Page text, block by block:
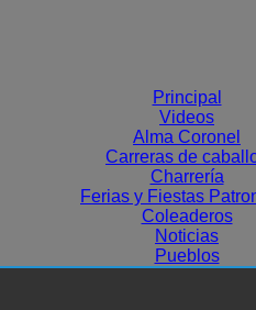
Principal
Videos
Alma Coronel
Carreras de
Charrería
Ferias y Fiestas
Coleaderos
Noticias
Pueblos